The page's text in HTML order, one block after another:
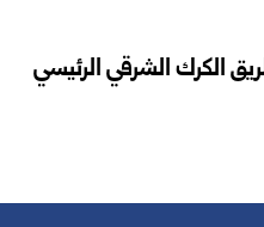
الكرك الشرقي الرئيسي